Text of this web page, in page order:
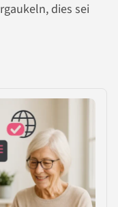
dies sei